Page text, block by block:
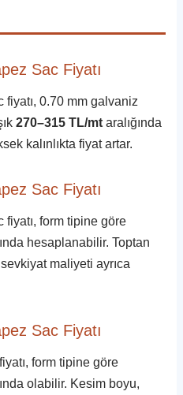
Sac Fiyatı
fiyatı, 0.70 mm galvaniz
270–315 TL/mt aralığında
kalınlıkta fiyat artar.
Sac Fiyatı
fiyatı, form tipine göre
hesaplanabilir. Toptan
maliyeti ayrıca
Sac Fiyatı
form tipine göre
olabilir. Kesim boyu,